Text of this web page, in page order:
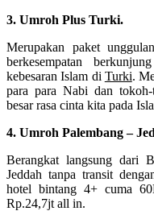
3. Umroh Plus Turki.
Merupakan paket
berkesempatan
kebesaran Islam di Turki.
para para Nabi dan
besar rasa cinta kita pada
4. Umroh Palembang –
Berangkat langsung dari
Jeddah tanpa transit
hotel bintang 4+ cuma
Rp.24,7jt all in.